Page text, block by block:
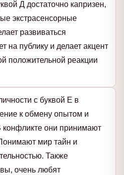
Д достаточно капризен,
экстрасенсорные
развиваться
на публику и делает акцент
положительной реакции
с буквой Е в
к обмену опытом и
они принимают
мир тайн и
Также
очень любят